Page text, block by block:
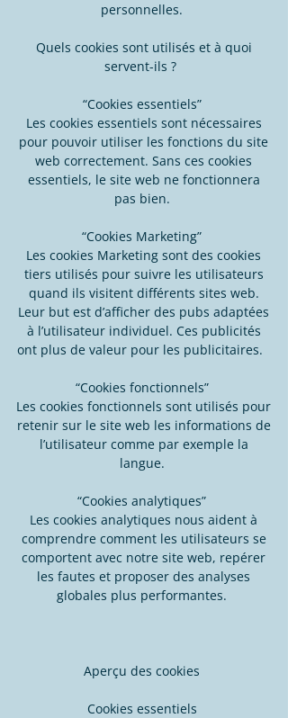
personnelles.
Quels cookies sont utilisés et à quoi
servent-ils ?
“Cookies essentiels”
Les cookies essentiels sont nécessaires
pour pouvoir utiliser les fonctions du site
web correctement. Sans ces cookies
essentiels, le site web ne fonctionnera
pas bien.
“Cookies Marketing”
Les cookies Marketing sont des cookies
tiers utilisés pour suivre les utilisateurs
quand ils visitent différents sites web.
Leur but est d’afficher des pubs adaptées
à l’utilisateur individuel. Ces publicités
ont plus de valeur pour les publicitaires.
“Cookies fonctionnels”
Les cookies fonctionnels sont utilisés pour
retenir sur le site web les informations de
l’utilisateur comme par exemple la
langue.
“Cookies analytiques”
Les cookies analytiques nous aident à
comprendre comment les utilisateurs se
comportent avec notre site web, repérer
les fautes et proposer des analyses
globales plus performantes.
Aperçu des cookies
Cookies essentiels